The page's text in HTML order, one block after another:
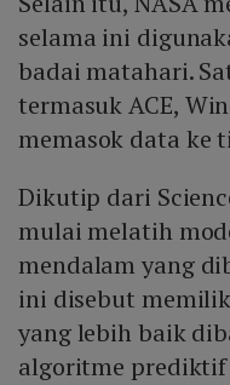
selama ini
badai matahari.
termasuk ACE,
memasok data ke
Dikutip dari
mulai melatih
mendalam yang
ini disebut
yang lebih baik
algoritme